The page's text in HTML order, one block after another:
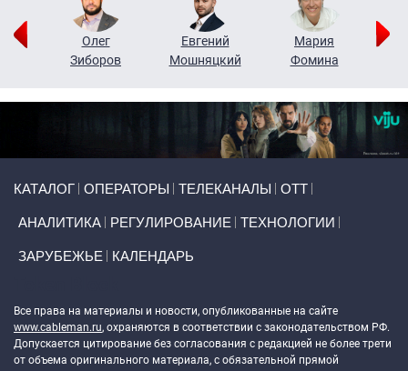
Олег
Зиборов
Евгений
Мошняцкий
Мария
Фомина
КАТАЛОГ ОПЕРАТОРЫ ТЕЛЕКАНАЛЫ ОТТ
АНАЛИТИКА РЕГУЛИРОВАНИЕ ТЕХНОЛОГИИ
ЗАРУБЕЖЬЕ КАЛЕНДАРЬ
Все права на материалы и новости, опубликованные на сайте
www.cableman.ru, охраняются в соответствии с законодательством РФ.
Допускается цитирование без согласования с редакцией не более трети
от объема оригинального материала, с обязательной прямой